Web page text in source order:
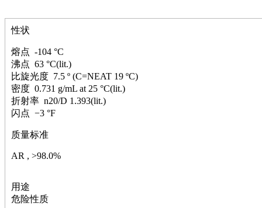
锰
硅烷
林
醚
脒
钠
钼
萘
铌
脲
镍
嘌呤
其它
性状
熔点 -104 °C
沸点 63 °C(lit.)
比旋光度 7.5 º (C=NEAT 19 ºC)
密度 0.731 g/mL at 25 °C(lit.)
折射率 n20/D 1.393(lit.)
闪点 −3 °F
质量标准
AR , >98.0%
用途
危险性质